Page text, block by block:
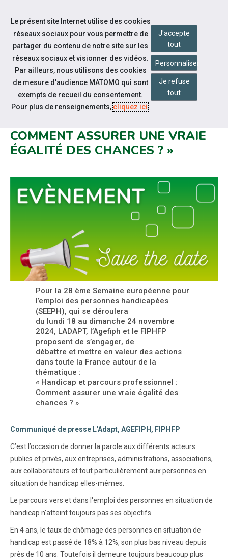
Aller au contenu
Notre actualité
SEEPH 2024 : "HANDICAP ET
COMMENT ASSURER UNE VRAIE
ÉGALITÉ DES CHANCES ? »
Pour la 28 ème Semaine européenne pour
l’emploi des personnes handicapées
(SEEPH), qui se déroulera
du lundi 18 au dimanche 24 novembre
2024, LADAPT, l’Agefiph et le FIPHFP
proposent de s’engager, de
débattre et mettre en valeur des actions
dans toute la France autour de la
thématique :
« Handicap et parcours professionnel :
Comment assurer une vraie égalité des
chances ? »
Communiqué de presse L'Adapt, AGEFIPH, FIPHFP
C’est l’occasion de donner la parole aux différents acteurs
publics et privés, aux entreprises, administrations, associations,
aux collaborateurs et tout particulièrement aux personnes en
situation de handicap elles-mêmes.
Le parcours vers et dans l'emploi des personnes en situation de
handicap n'atteint toujours pas ses objectifs.
En 4 ans, le taux de chômage des personnes en situation de
handicap est passé de 18% à 12%, son plus bas niveau depuis
près de 10 ans. Toutefois il demeure toujours beaucoup plus
Le présent site Internet utilise des cookies
réseaux sociaux pour vous permettre de
partager du contenu de notre site sur les
réseaux sociaux et visionner des vidéos.
Par ailleurs, nous utilisons des cookies
de mesure d’audience MATOMO qui sont
exempts de recueil du consentement.
Pour plus de renseignements,cliquez ici.
J'accepte
tout
Personnaliser
Je refuse
tout